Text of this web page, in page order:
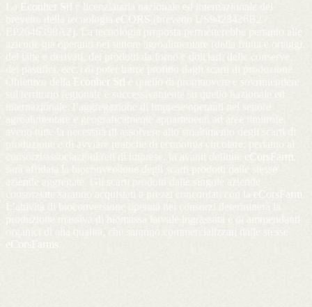
La
Econher Srl
è licenziataria nazionale ed internazionale del
brevetto della tecnologia eCORS
(brevetto US9428426B2 /
EP2646398A2). La tecnologia proposta permetterebbe pertanto alle
aziende già operanti nel settore agroalimentare (della frutta e ortaggi,
del latte e derivati, dei prodotti da forno e dolciari, delle conserve,
dei pastifici, ecc.) di poter trarre profitto dagli scarti di produzione.
Obiettivo della
Econher Srl
è quello di promuovere e sovrintendere
sul territorio regionale e successivamente su quello nazionale ed
internazionale, l’aggregazione di imprese operanti nel settore
agroalimentare e geograficamente appartenenti ad aree limitrofe,
aventi tutte la necessità di assolvere allo smaltimento degli scarti di
produzione e di avviare pratiche di economia circolare; pertanto ai
consorzi/associazioni/reti di imprese, in avanti definite eCorsFarm
sarà affidata la bioconversione degli scarti prodotti dalle stesse
aziende aggregate. Gli scarti prodotti dalle singole aziende
consorziate saranno acquistati a prezzi concordati con la eCorsFarm
L’attività di bioconversione operata nei consorzi determinerà la
produzione massiva di biomassa larvale ingrassata e di ammendanti
organici di alta qualità, che saranno commercializzati dalle stesse
eCorsFarms